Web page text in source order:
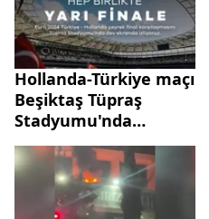
Hollanda-Türkiye maçı
Beşiktaş Tüpraş
Stadyumu'nda
yayınlanacak